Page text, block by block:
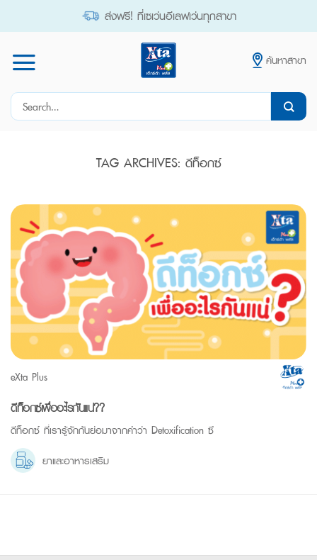
ส่งฟรี! ที่เซเว่นอีเลฟเว่นทุกสาขา
ค้นหาสาขา
Search
TAG ARCHIVES: ดีท็อกซ์
eXta Plus
ดีท็อกซ์เพื่ออะไรกันแน่??
ดีท็อกซ์ ที่เรารู้จักกันย่อมาจากคำว่า Detoxification ซึ
ยาและอาหารเสริม